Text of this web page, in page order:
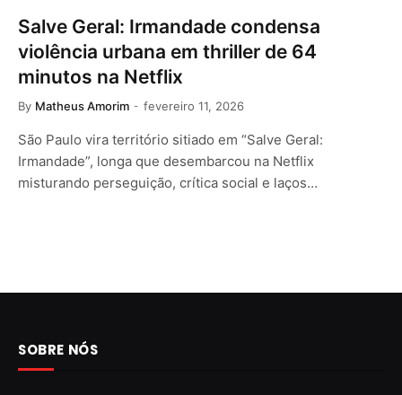
Salve Geral: Irmandade condensa
violência urbana em thriller de 64
minutos na Netflix
By Matheus Amorim fevereiro 11, 2026
São Paulo vira território sitiado em “Salve Geral:
Irmandade”, longa que desembarcou na Netflix
misturando perseguição, crítica social e laços…
SOBRE NÓS